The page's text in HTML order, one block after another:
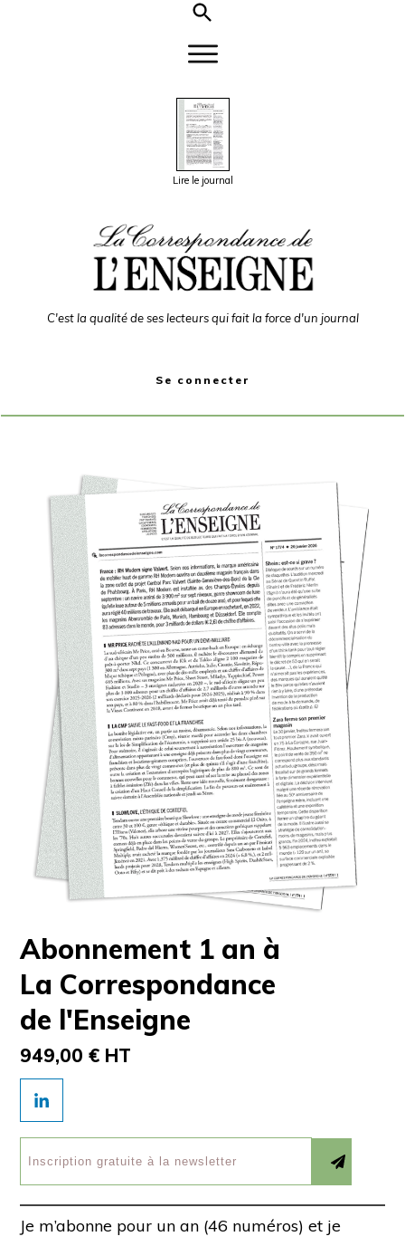
Lire le journal
C'est la qualité de ses lecteurs qui fait la force d'un journal
Se connecter
Abonnement 1 an à
La Correspondance
de l'Enseigne
949,00 € HT
Je m’abonne pour un an (46 numéros) et je